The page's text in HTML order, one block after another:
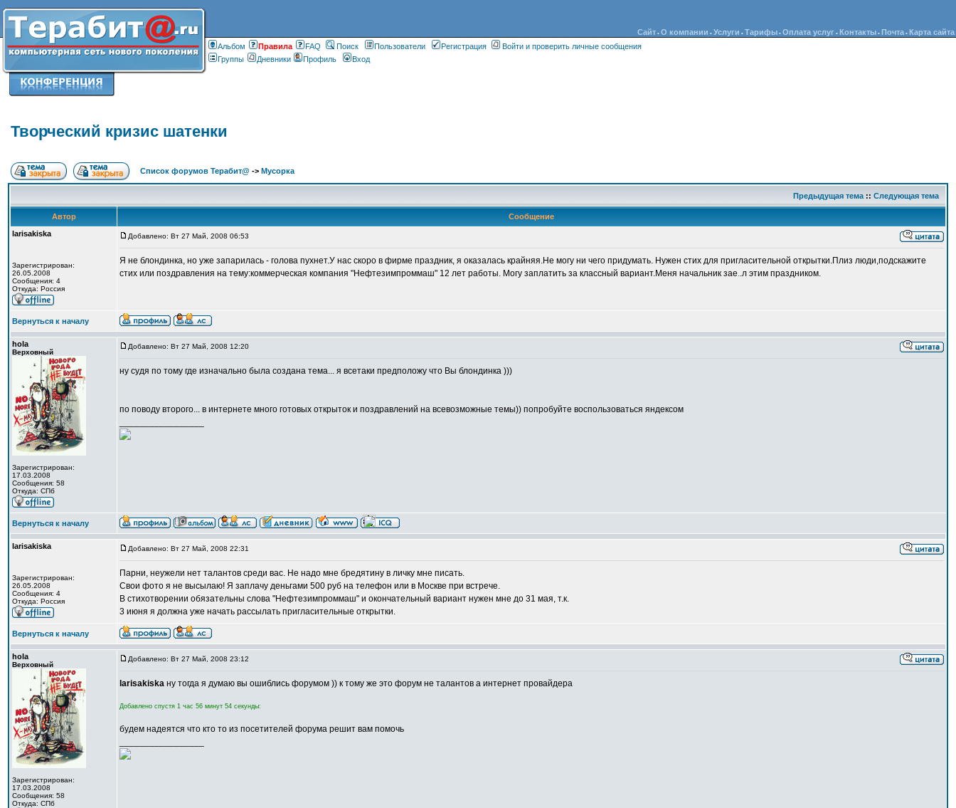
Сайт • О компании • Услуги • Тарифы • Оплата услуг • Контакты • Почта • Карта сайта
Альбом
Правилa FAQ Поиск Пользователи Регистрация
Войти и проверить личные сообщения
Группы
Дневники Профиль Вход
Творческий кризис шатенки
Список форумов Терабит@ -> Мусорка
Предыдущая тема :: Следующая тема
Автор
Сообщение
larisakiska
Зарегистрирован:
26.05.2008
Сообщения: 4
Откуда: Россия
Добавлено: Вт 27 Май, 2008 06:53
Я не блондинка, но уже запарилась - голова пухнет.У нас скоро в фирме праздник, я оказалась крайняя.Не могу ни чего придумать. Нужен стих для пригласительной открытки.Плиз люди,подскажите
стих или поздравления на тему:коммерческая компания "Нефтезимпроммаш" 12 лет работы. Могу заплатить за классный вариант.Меня начальник зае..л этим праздником.
Вернуться к началу
hola
Верховный
Зарегистрирован:
17.03.2008
Сообщения: 58
Откуда: CПб
Добавлено: Вт 27 Май, 2008 12:20
ну судя по тому где изначально была создана тема... я всетаки предположу что Вы блондинка )))
по поводу второго... в интернете много готовых открыток и поздравлений на всевозможные темы)) попробуйте воспользоваться яндексом
Вернуться к началу
larisakiska
Зарегистрирован:
26.05.2008
Сообщения: 4
Откуда: Россия
Добавлено: Вт 27 Май, 2008 22:31
Парни, неужели нет талантов среди вас. Не надо мне бредятину в личку мне писать.
Свои фото я не высылаю! Я заплачу деньгами 500 руб на телефон или в Москве при встрече.
В стихотворении обязательны слова "Нефтезимпроммаш" и окончательный вариант нужен мне до 31 мая, т.к.
3 июня я должна уже начать рассылать пригласительные открытки.
Вернуться к началу
hola
Верховный
Зарегистрирован:
17.03.2008
Сообщения: 58
Откуда: CПб
Добавлено: Вт 27 Май, 2008 23:12
larisakiska ну тогда я думаю вы ошиблись форумом )) к тому же это форум не талантов а интернет провайдера
Добавлено спустя 1 час 56 минут 54 секунды:
будем надеятся что кто то из посетителей форума решит вам помочь